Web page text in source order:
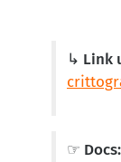
↳ Link
☞ Docs: